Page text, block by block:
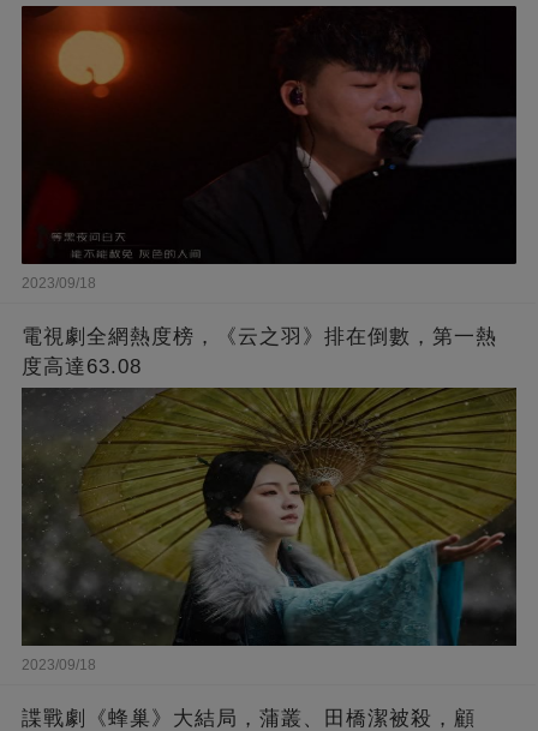
2023/09/18
電視劇全網熱度榜，《云之羽》排在倒數，第一熱
度高達63.08
2023/09/18
諜戰劇《蜂巢》大結局，蒲叢、田橋潔被殺，顧